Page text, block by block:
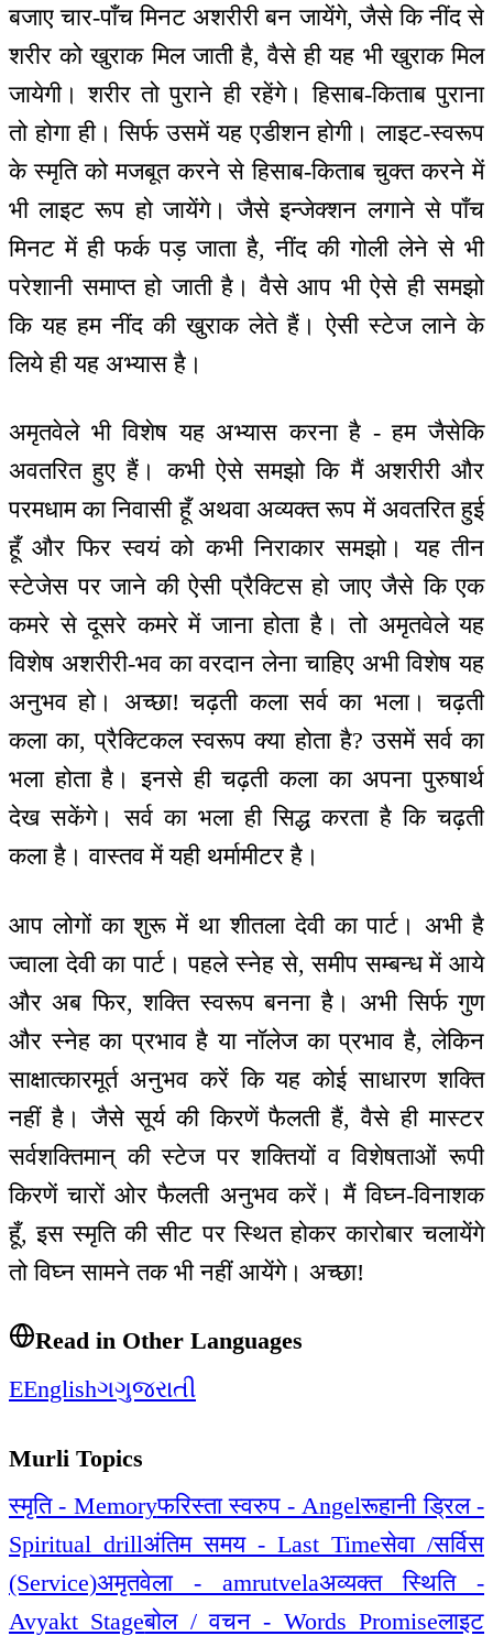
बजाए चार-पाँच मिनट अशरीरी बन जायेंगे, जैसे कि नींद से
शरीर को खुराक मिल जाती है, वैसे ही यह भी खुराक मिल
जायेगी। शरीर तो पुराने ही रहेंगे। हिसाब-किताब पुराना
तो होगा ही। सिर्फ उसमें यह एडीशन होगी। लाइट-स्वरूप
के स्मृति को मजबूत करने से हिसाब-किताब चुक्त करने में
भी लाइट रूप हो जायेंगे। जैसे इन्जेक्शन लगाने से पाँच
मिनट में ही फर्क पड़ जाता है, नींद की गोली लेने से भी
परेशानी समाप्त हो जाती है। वैसे आप भी ऐसे ही समझो
कि यह हम नींद की खुराक लेते हैं। ऐसी स्टेज लाने के
लिये ही यह अभ्यास है।
अमृतवेले भी विशेष यह अभ्यास करना है - हम जैसेकि
अवतरित हुए हैं। कभी ऐसे समझो कि मैं अशरीरी और
परमधाम का निवासी हूँ अथवा अव्यक्त रूप में अवतरित हुई
हूँ और फिर स्वयं को कभी निराकार समझो। यह तीन
स्टेजेस पर जाने की ऐसी प्रैक्टिस हो जाए जैसे कि एक
कमरे से दूसरे कमरे में जाना होता है। तो अमृतवेले यह
विशेष अशरीरी-भव का वरदान लेना चाहिए अभी विशेष यह
अनुभव हो। अच्छा! चढ़ती कला सर्व का भला। चढ़ती
कला का, प्रैक्टिकल स्वरूप क्या होता है? उसमें सर्व का
भला होता है। इनसे ही चढ़ती कला का अपना पुरुषार्थ
देख सकेंगे। सर्व का भला ही सिद्ध करता है कि चढ़ती
कला है। वास्तव में यही थर्मामीटर है।
आप लोगों का शुरू में था शीतला देवी का पार्ट। अभी है
ज्वाला देवी का पार्ट। पहले स्नेह से, समीप सम्बन्ध में आये
और अब फिर, शक्ति स्वरूप बनना है। अभी सिर्फ गुण
और स्नेह का प्रभाव है या नॉलेज का प्रभाव है, लेकिन
साक्षात्कारमूर्त अनुभव करें कि यह कोई साधारण शक्ति
नहीं है। जैसे सूर्य की किरणें फैलती हैं, वैसे ही मास्टर
सर्वशक्तिमान् की स्टेज पर शक्तियों व विशेषताओं रूपी
किरणें चारों ओर फैलती अनुभव करें। मैं विघ्न-विनाशक
हूँ, इस स्मृति की सीट पर स्थित होकर कारोबार चलायेंगे
तो विघ्न सामने तक भी नहीं आयेंगे। अच्छा!
Read in Other Languages
EEnglishગગુજરાતી
Murli Topics
स्मृति - Memoryफरिस्ता स्वरुप - Angelरूहानी ड्रिल -
Spiritual drillअंतिम समय - Last Timeसेवा /सर्विस
(Service)अमृतवेला - amrutvelaअव्यक्त स्थिति -
Avyakt Stageबोल / वचन - Words Promiseलाइट